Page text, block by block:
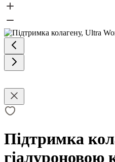
Підтримка
гіалуроновою